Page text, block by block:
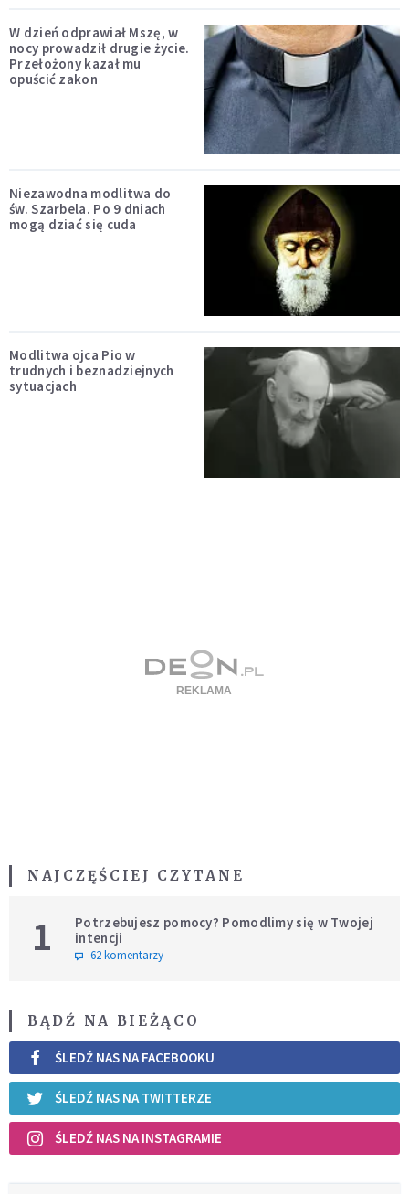
W dzień odprawiał Mszę, w
nocy prowadził drugie życie.
Przełożony kazał mu
opuścić zakon
Niezawodna modlitwa do
św. Szarbela. Po 9 dniach
mogą dziać się cuda
Modlitwa ojca Pio w
trudnych i beznadziejnych
sytuacjach
NAJCZĘŚCIEJ CZYTANE
1
Potrzebujesz pomocy? Pomodlimy się w Twojej
intencji
62 komentarzy
BĄDŹ NA BIEŻĄCO
ŚLEDŹ NAS NA FACEBOOKU
ŚLEDŹ NAS NA TWITTERZE
ŚLEDŹ NAS NA INSTAGRAMIE